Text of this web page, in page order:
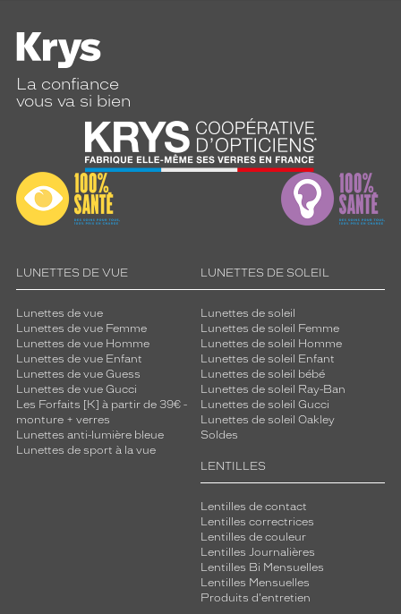
La confiance
vous va si bien
LUNETTES DE VUE
Lunettes de vue
Lunettes de vue Femme
Lunettes de vue Homme
Lunettes de vue Enfant
Lunettes de vue Guess
Lunettes de vue Gucci
Les Forfaits [K] à partir de 39€ -
monture + verres
Lunettes anti-lumière bleue
Lunettes de sport à la vue
LUNETTES DE SOLEIL
Lunettes de soleil
Lunettes de soleil Femme
Lunettes de soleil Homme
Lunettes de soleil Enfant
Lunettes de soleil bébé
Lunettes de soleil Ray-Ban
Lunettes de soleil Gucci
Lunettes de soleil Oakley
Soldes
LENTILLES
Lentilles de contact
Lentilles correctrices
Lentilles de couleur
Lentilles Journalières
Lentilles Bi Mensuelles
Lentilles Mensuelles
Produits d'entretien